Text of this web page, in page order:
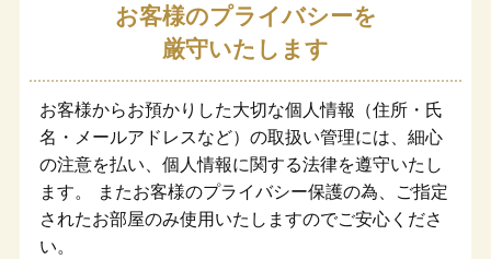
お客様のプライバシーを
厳守いたします
お客様からお預かりした大切な個人情報（住所・氏
名・メールアドレスなど）の取扱い管理には、細心
の注意を払い、個人情報に関する法律を遵守いたし
ます。 またお客様のプライバシー保護の為、ご指定
されたお部屋のみ使用いたしますのでご安心くださ
い。